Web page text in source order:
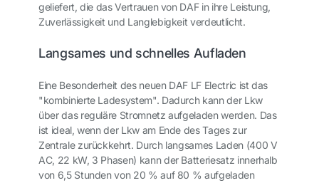
geliefert, die das Vertrauen von DAF in ihre Leistung,
Zuverlässigkeit und Langlebigkeit verdeutlicht.
Langsames und schnelles Aufladen
Eine Besonderheit des neuen DAF LF Electric ist das
"kombinierte Ladesystem". Dadurch kann der Lkw
über das reguläre Stromnetz aufgeladen werden. Das
ist ideal, wenn der Lkw am Ende des Tages zur
Zentrale zurückkehrt. Durch langsames Laden (400 V
AC, 22 kW, 3 Phasen) kann der Batteriesatz innerhalb
von 6,5 Stunden von 20 % auf 80 % aufgeladen